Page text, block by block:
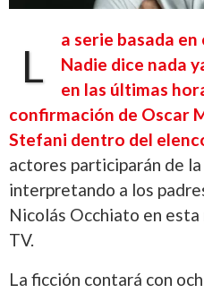
L
a serie basada
Nadie dice nada
en las últimas
confirmación de Oscar
Stefani dentro del
actores participarán de
interpretando a los
Nicolás Occhiato en
TV.
La ficción contará con